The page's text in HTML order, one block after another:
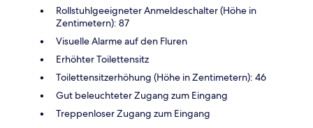
Rollstuhlgeeigneter Anmeldeschalter (Höhe in
Zentimetern): 87
Visuelle Alarme auf den Fluren
Erhöhter Toilettensitz
Toilettensitzerhöhung (Höhe in Zentimetern): 46
Gut beleuchteter Zugang zum Eingang
Treppenloser Zugang zum Eingang